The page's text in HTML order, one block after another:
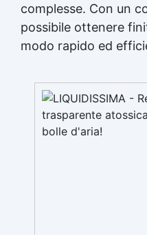
complesse. Con un
possibile ottenere
modo rapido ed